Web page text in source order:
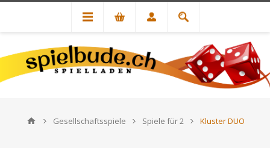
Gesellschaftsspiele Spiele für 2 Kluster DUO